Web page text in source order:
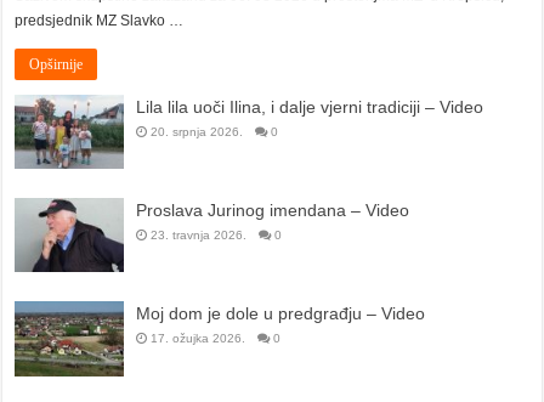
predsjednik MZ Slavko …
Opširnije
Lila lila uoči Ilina, i dalje vjerni tradiciji – Video
20. srpnja 2026. 0
Proslava Jurinog imendana – Video
23. travnja 2026. 0
Moj dom je dole u predgrađju – Video
17. ožujka 2026. 0